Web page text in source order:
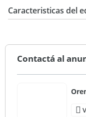
USD 123.500
69 m2
Caracteristicas del
Contactá al